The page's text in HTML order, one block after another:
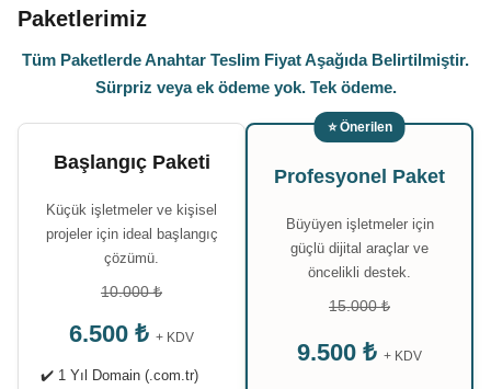
Paketlerimiz
Tüm Paketlerde Anahtar Teslim Fiyat Aşağıda Belirtilmiştir.
Sürpriz veya ek ödeme yok. Tek ödeme.
Başlangıç Paketi
Küçük işletmeler ve kişisel
projeler için ideal başlangıç
çözümü.
10.000 ₺
6.500 ₺ + KDV
✔️ 1 Yıl Domain (.com.tr)
⭐ Önerilen
Profesyonel Paket
Büyüyen işletmeler için
güçlü dijital araçlar ve
öncelikli destek.
15.000 ₺
9.500 ₺ + KDV